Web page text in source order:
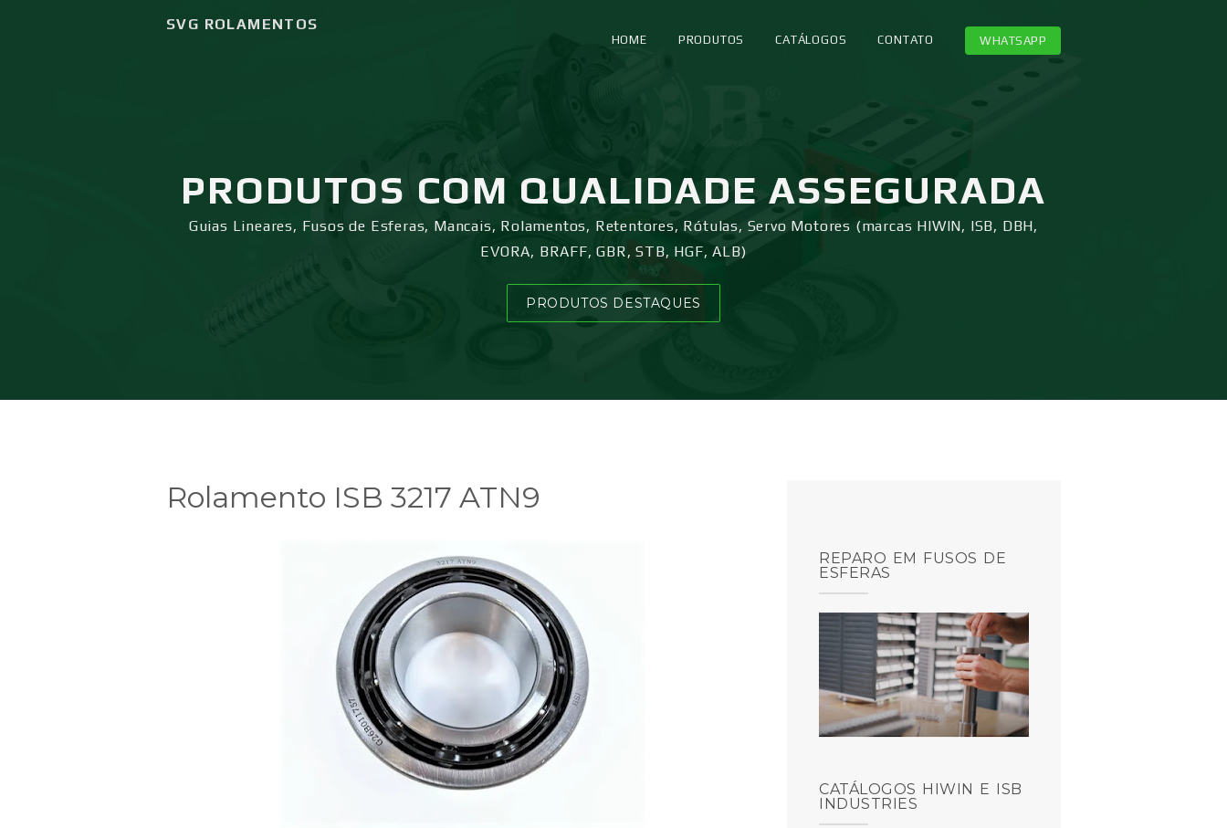
SVG ROLAMENTOS
HOME PRODUTOS CATÁLOGOS CONTATO WHATSAPP
PRODUTOS COM QUALIDADE ASSEGURADA
Guias Lineares, Fusos de Esferas, Mancais, Rolamentos, Retentores, Rótulas, Servo Motores (marcas HIWIN, ISB, DBH,
EVORA, BRAFF, GBR, STB, HGF, ALB)
PRODUTOS DESTAQUES
Rolamento ISB 3217 ATN9
REPARO EM FUSOS DE
ESFERAS
CATÁLOGOS HIWIN E ISB
INDUSTRIES